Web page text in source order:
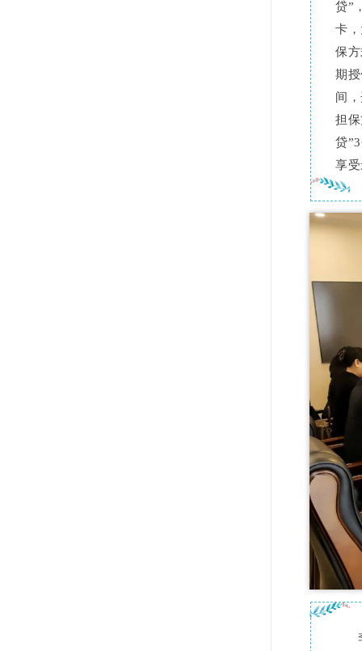
贷”
卡
保
期
间
担
贷
享